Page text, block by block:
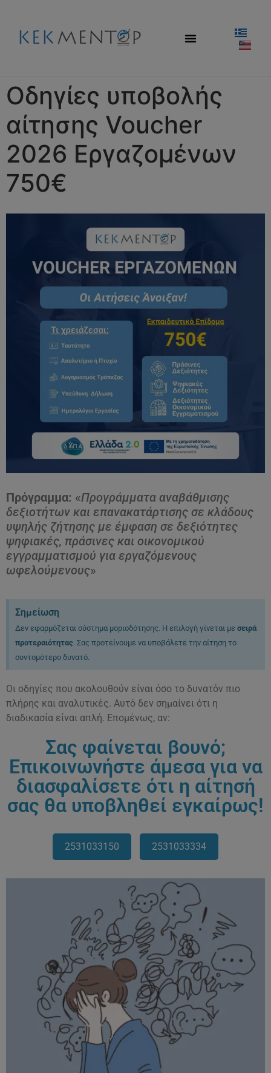
Οδηγίες υποβολής
αίτησης Voucher
2026 Εργαζομένων
750€
Πρόγραμμα: «Προγράμματα αναβάθμισης
δεξιοτήτων και επανακατάρτισης σε κλάδους
υψηλής ζήτησης με έμφαση σε δεξιότητες
ψηφιακές, πράσινες και οικονομικού
εγγραμματισμού για εργαζόμενους
ωφελούμενους»
Σημείωση
Δεν εφαρμόζεται σύστημα μοριοδότησης. Η επιλογή γίνεται με σειρά
προτεραιότητας. Σας προτείνουμε να υποβάλετε την αίτηση το
συντομότερο δυνατό.
Οι οδηγίες που ακολουθούν είναι όσο το δυνατόν πιο
πλήρης και αναλυτικές. Αυτό δεν σημαίνει ότι η
διαδικασία είναι απλή. Επομένως, αν:
Σας φαίνεται βουνό;
Επικοινωνήστε άμεσα για να
διασφαλίσετε ότι η αίτησή
σας θα υποβληθεί εγκαίρως!
2531033150 2531033334